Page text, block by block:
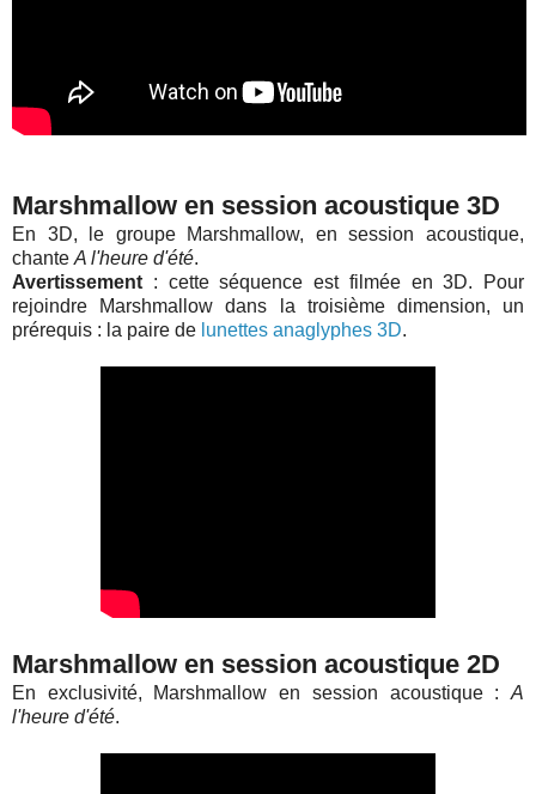
Marshmallow en session acoustique 3D
En 3D, le groupe Marshmallow, en session acoustique,
chante A l'heure d'été.
Avertissement : cette séquence est filmée en 3D. Pour
rejoindre Marshmallow dans la troisième dimension, un
prérequis : la paire de lunettes anaglyphes 3D.
Marshmallow en session acoustique 2D
En exclusivité, Marshmallow en session acoustique : A
l'heure d'été.